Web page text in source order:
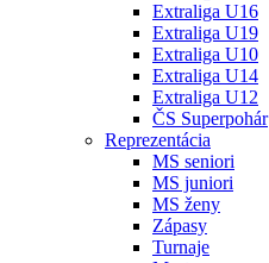
Extraliga U16
Extraliga U19
Extraliga U10
Extraliga U14
Extraliga U12
ČS Superpohár
Reprezentácia
MS seniori
MS juniori
MS ženy
Zápasy
Turnaje